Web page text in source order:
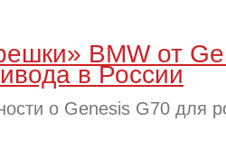
BMW от
в России
о Genesis G70 для